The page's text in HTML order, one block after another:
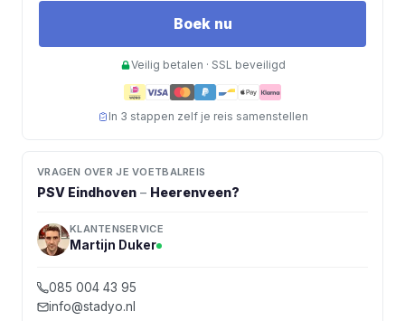
Boek nu
Veilig betalen · SSL beveiligd
In 3 stappen zelf je reis samenstellen
VRAGEN OVER JE VOETBALREIS
PSV Eindhoven – Heerenveen?
KLANTENSERVICE
Martijn Duker
085 004 43 95
info@stadyo.nl